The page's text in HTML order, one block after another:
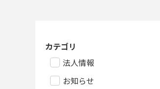
カテゴリ
法人情報
お知らせ